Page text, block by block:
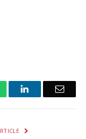
LinkedIn Email